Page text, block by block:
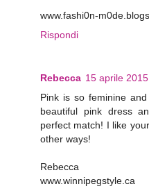
www.fashi0n-
Rispondi
Rebecca 15 aprile
Pink is so feminine
beautiful pink dress
perfect match! I like
other ways!
Rebecca
www.winnipegstyle.ca